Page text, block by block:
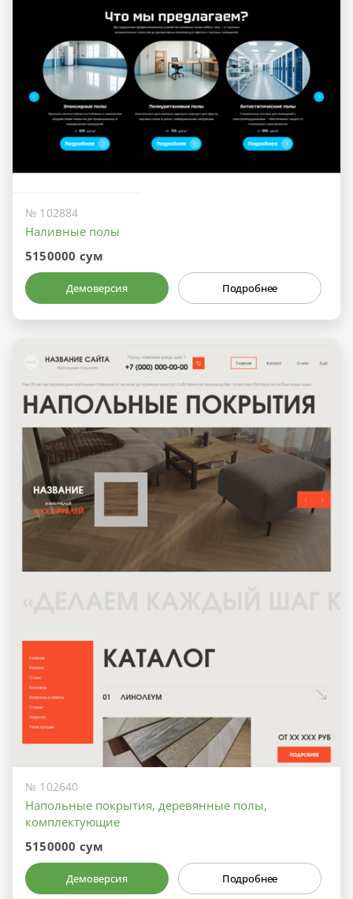
№ 102884
Наливные полы
5150000 сум
Демоверсия Подробнее
№ 102640
Напольные покрытия, деревянные полы,
комплектующие
5150000 сум
Демоверсия Подробнее